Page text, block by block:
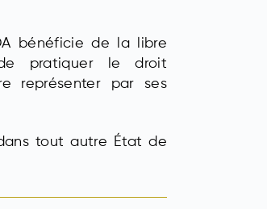
bénéficie de la libre
pratiquer le droit
représenter par ses
tout autre État de